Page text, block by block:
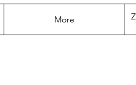
More